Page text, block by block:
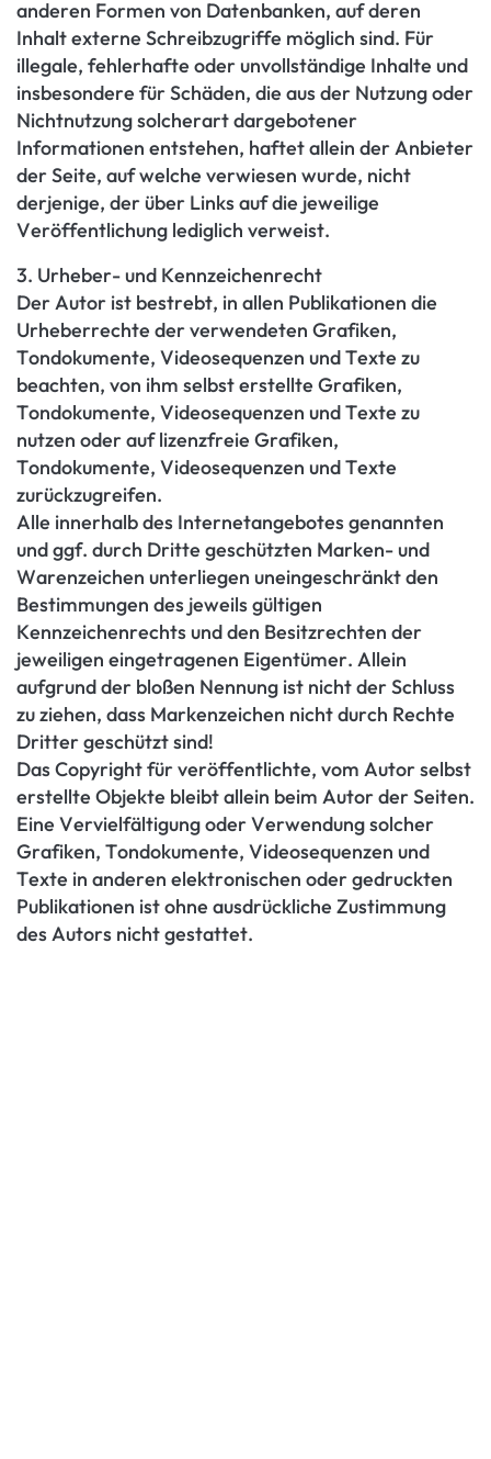
anderen Formen von Datenbanken, auf deren
Inhalt externe Schreibzugriffe möglich sind. Für
illegale, fehlerhafte oder unvollständige Inhalte und
insbesondere für Schäden, die aus der Nutzung oder
Nichtnutzung solcherart dargebotener
Informationen entstehen, haftet allein der Anbieter
der Seite, auf welche verwiesen wurde, nicht
derjenige, der über Links auf die jeweilige
Veröffentlichung lediglich verweist.
3. Urheber- und Kennzeichenrecht
Der Autor ist bestrebt, in allen Publikationen die
Urheberrechte der verwendeten Grafiken,
Tondokumente, Videosequenzen und Texte zu
beachten, von ihm selbst erstellte Grafiken,
Tondokumente, Videosequenzen und Texte zu
nutzen oder auf lizenzfreie Grafiken,
Tondokumente, Videosequenzen und Texte
zurückzugreifen.
Alle innerhalb des Internetangebotes genannten
und ggf. durch Dritte geschützten Marken- und
Warenzeichen unterliegen uneingeschränkt den
Bestimmungen des jeweils gültigen
Kennzeichenrechts und den Besitzrechten der
jeweiligen eingetragenen Eigentümer. Allein
aufgrund der bloßen Nennung ist nicht der Schluss
zu ziehen, dass Markenzeichen nicht durch Rechte
Dritter geschützt sind!
Das Copyright für veröffentlichte, vom Autor selbst
erstellte Objekte bleibt allein beim Autor der Seiten.
Eine Vervielfältigung oder Verwendung solcher
Grafiken, Tondokumente, Videosequenzen und
Texte in anderen elektronischen oder gedruckten
Publikationen ist ohne ausdrückliche Zustimmung
des Autors nicht gestattet.